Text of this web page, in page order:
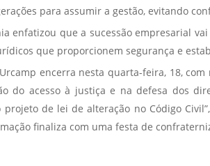
para assumir a gestão, evitando
enfatizou que a sucessão empresarial
que proporcionem segurança e
encerra nesta quarta-feira, 18,
do acesso à justiça e na defesa dos
de lei de alteração no Código
finaliza com uma festa de